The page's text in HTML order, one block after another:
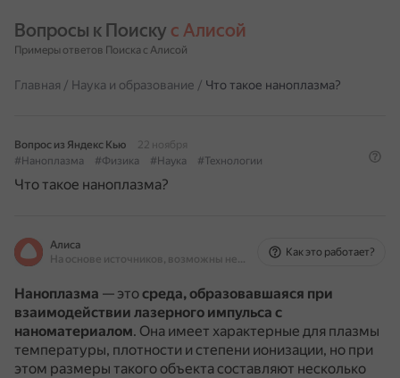
Вопросы к Поиску с Алисой
Примеры ответов Поиска с Алисой
Главная / Наука и образование / Что такое наноплазма?
Вопрос из Яндекс Кью
22 ноября
#Наноплазма
#Физика #Наука #Технологии
Что такое наноплазма?
Алиса
На основе источников, возможны неточности
Как это работает?
Наноплазма — этосреда, образовавшаяся при
взаимодействии лазерного импульса с
наноматериалом. Она имеет характерные для плазмы
температуры, плотности и степени ионизации, но при
этом размеры такого объекта составляют несколько